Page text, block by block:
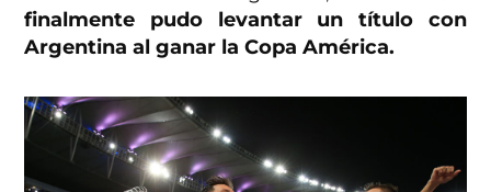
finalmente pudo levantar un título con
Argentina al ganar la Copa América.